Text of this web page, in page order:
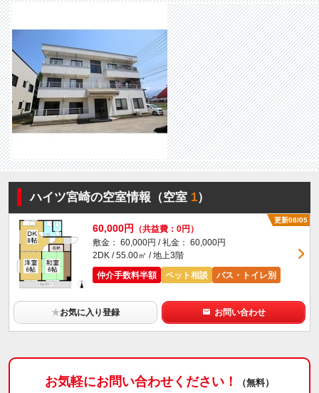
ハイツ宮崎の空室情報（空室1）
更新08/05
60,000円
（共益費：0円）
敷金： 60,000円 / 礼金： 60,000円
2DK / 55.00㎡ / 地上3階
仲介手数料半額
ペット相談 バス・トイレ別
★お気に入り登録 お問い合わせ
お気軽にお問い合わせください！ （無料）